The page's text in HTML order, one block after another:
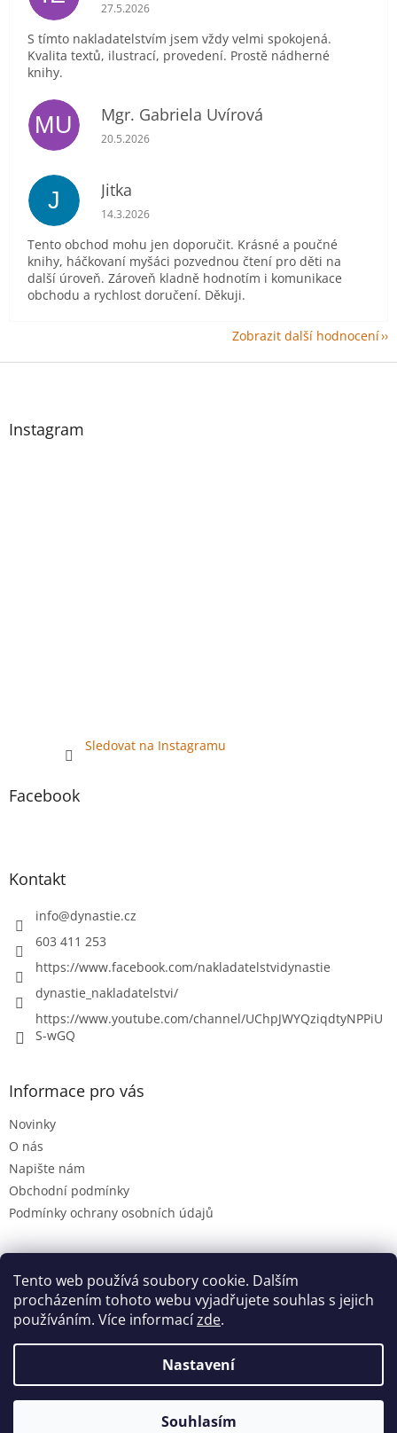
Tento web používá soubory cookie. Dalším
procházením tohoto webu vyjadřujete souhlas s jejich
používáním. Více informacízde.
Nastavení
Souhlasím
Hodnocení obchodu je 5 z 5 hvězdiček.
27.5.2026
S tímto nakladatelstvím jsem vždy velmi spokojená.
Kvalita textů, ilustrací, provedení. Prostě nádherné
knihy.
MU Mgr. Gabriela Uvírová
Hodnocení obchodu je 5 z 5 hvězdiček.
20.5.2026
J Jitka
Hodnocení obchodu je 5 z 5 hvězdiček.
14.3.2026
Tento obchod mohu jen doporučit. Krásné a poučné
knihy, háčkovaní myšáci pozvednou čtení pro děti na
další úroveň. Zároveň kladně hodnotím i komunikace
obchodu a rychlost doručení. Děkuji.
Zobrazit další hodnocení
Z
Instagram
Sledovat na Instagramu
Facebook
Kontakt
info@dynastie.cz
603 411 253
https://www.facebook.com/nakladatelstvidynastie
dynastie_nakladatelstvi/
https://www.youtube.com/channel/UChpJWYQziqdtyNPPiU
S-wGQ
Informace pro vás
Novinky
O nás
Napište nám
Obchodní podmínky
Podmínky ochrany osobních údajů
Dynastie.cz
Vytvořil Shoptet
Dynastie. Všechna práva vyhrazena.